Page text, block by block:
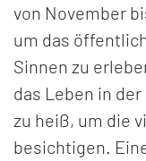
von November
um das
Sinnen zu
das Leben in
zu heiß, um die
besichtigen.